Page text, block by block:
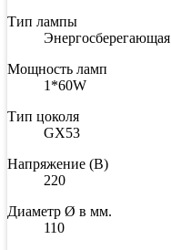
Тип лампы
Энергосберегающая
Мощность ламп
1*60W
Тип цоколя
GX53
Напряжение (В)
220
Диаметр Ø в мм.
110